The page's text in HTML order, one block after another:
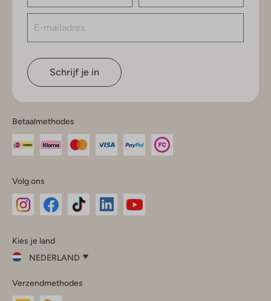
Schrijf je in
Betaalmethodes
Volg ons
InstagramFacebook
Kies je land
NEDERLAND
je
land
Verzendmethodes